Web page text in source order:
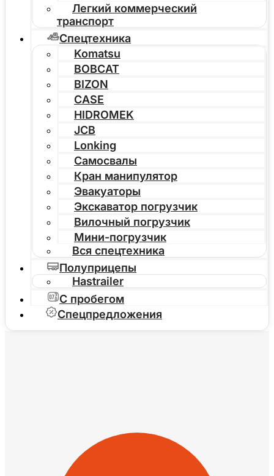
Легкий коммерческий
транспорт
Спецтехника
Komatsu
BOBCAT
BIZON
CASE
HIDROMEK
JCB
Lonking
Самосвалы
Кран манипулятор
Эвакуаторы
Экскаватор погрузчик
Вилочный погрузчик
Мини-погрузчик
Вся спецтехника
Полуприцепы
Hastrailer
С пробегом
Спецпредложения